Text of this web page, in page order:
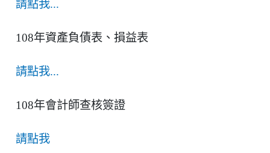
請點我...
108年資產負債表、損益表
請點我...
108年會計師查核簽證
請點我